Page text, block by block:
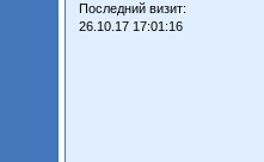
Последний визит:
26.10.17 17:01:16